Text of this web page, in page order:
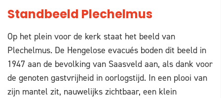
Standbeeld Plechelmus
Op het plein voor de kerk staat het beeld van
Plechelmus. De Hengelose evacués boden dit beeld in
1947 aan de bevolking van Saasveld aan, als dank voor
de genoten gastvrijheid in oorlogstijd. In een plooi van
zijn mantel zit, nauwelijks zichtbaar, een klein